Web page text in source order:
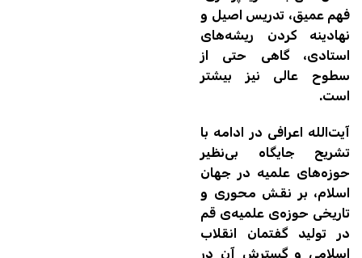
فهم عمیق، تدریس اصیل و
نهادینه کردن ریشه‌های
استادی، گاهی حتی از
سطوح عالی نیز بیشتر
است.
آیت‌الله اعرافی در ادامه با
تشریح جایگاه بی‌نظیر
حوزه‌های علمیه در جهان
اسلام، بر نقش محوری و
تاریخی حوزه‌ی علمیه‌ی قم
در تولید گفتمان انقلاب
اسلامی و گسترش آن در